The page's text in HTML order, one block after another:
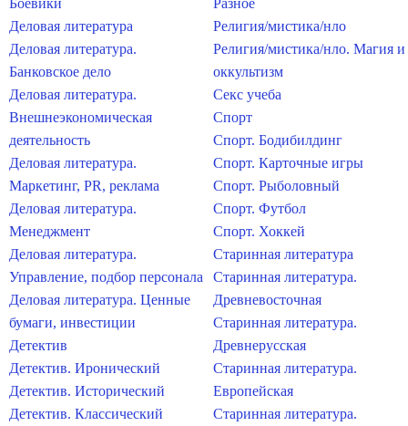
Боевики
Деловая литература
Деловая литература.
Банковское дело
Деловая литература.
Внешнеэкономическая
деятельность
Деловая литература.
Маркетинг, PR, реклама
Деловая литература.
Менеджмент
Деловая литература.
Управление, подбор персонала
Деловая литература. Ценные
бумаги, инвестиции
Детектив
Детектив. Иронический
Детектив. Исторический
Детектив. Классический
Разное
Религия/мистика/нло
Религия/мистика/нло. Магия и
оккультизм
Секс учеба
Спорт
Спорт. Бодибилдинг
Спорт. Карточные игры
Спорт. Рыболовный
Спорт. Футбол
Спорт. Хоккей
Старинная литература
Старинная литература.
Древневосточная
Старинная литература.
Древнерусская
Старинная литература.
Европейская
Старинная литература.